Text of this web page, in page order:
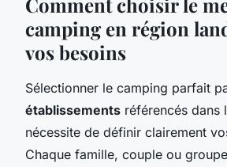
camping en région
vos besoins
Sélectionner le camping parfait
établissements référencés dans
nécessite de définir clairement
Chaque famille, couple ou